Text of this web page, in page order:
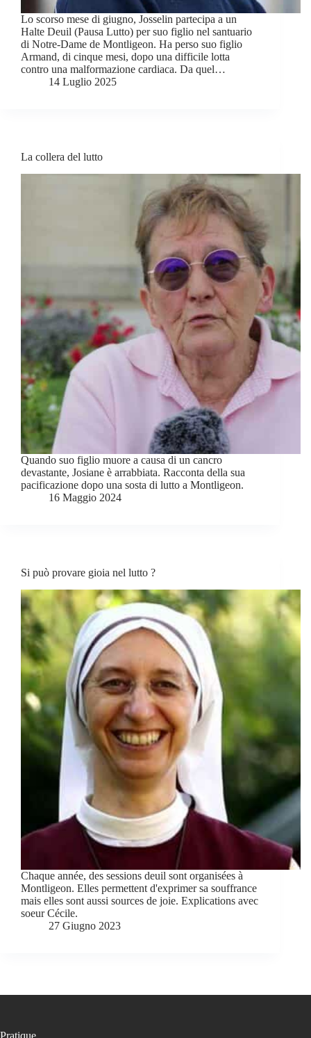
Lo scorso mese di giugno, Josselin partecipa a un
Halte Deuil (Pausa Lutto) per suo figlio nel santuario
di Notre-Dame de Montligeon. Ha perso suo figlio
Armand, di cinque mesi, dopo una difficile lotta
contro una malformazione cardiaca. Da quel…
14 Luglio 2025
La collera del lutto
Quando suo figlio muore a causa di un cancro
devastante, Josiane è arrabbiata. Racconta della sua
pacificazione dopo una sosta di lutto a Montligeon.
16 Maggio 2024
Si può provare gioia nel lutto ?
Chaque année, des sessions deuil sont organisées à
Montligeon. Elles permettent d'exprimer sa souffrance
mais elles sont aussi sources de joie. Explications avec
soeur Cécile.
27 Giugno 2023
Pratique